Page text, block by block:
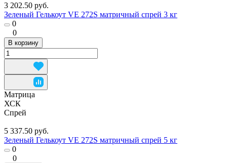
3 202.50 руб.
Зеленый Гелькоут VE 272S матричный спрей 3 кг
0
0
В корзину
Матрица
ХСК
Спрей
5 337.50 руб.
Зеленый Гелькоут VE 272S матричный спрей 5 кг
0
0